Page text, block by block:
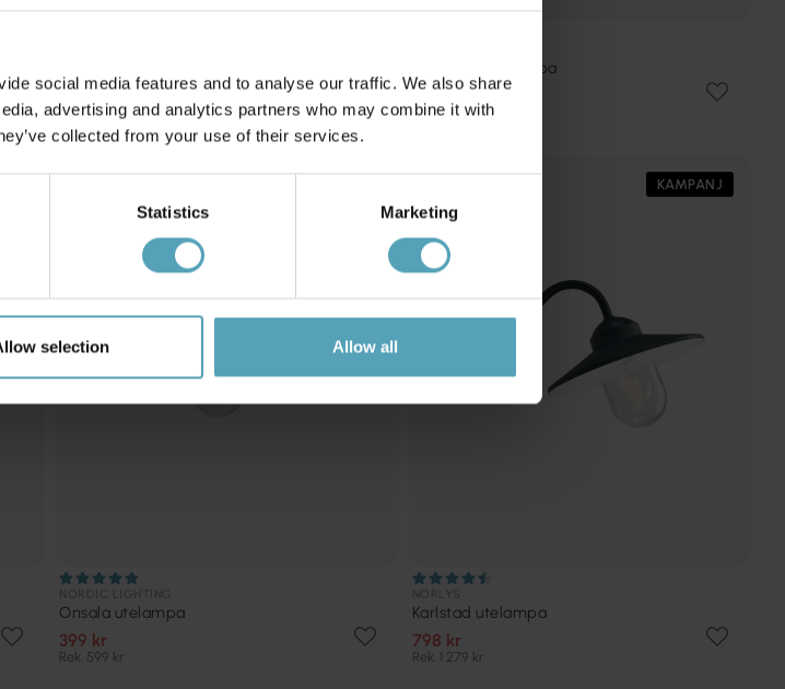
social media features and to analyse our traffic. We also share
advertising and analytics partners who may combine it with
collected from your use of their services.
Statistics Marketing
selection Allow all
159 kr
Rek. 199 kr
MiniTripp utelampa
851 kr
Rek. 1 299 kr
Onsala utelampa
399 kr
Rek. 599 kr
KAMPANJ
Karlstad utelampa
798 kr
Rek. 1 279 kr